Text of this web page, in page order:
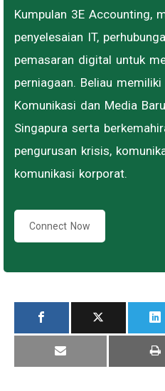
Kumpulan 3E Accounting,
penyelesaian IT,
pemasaran digital untuk
perniagaan. Beliau
Komunikasi dan Media
Singapura serta
pengurusan krisis,
komunikasi korporat.
Connect Now